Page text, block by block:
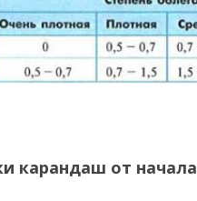
карандаш от